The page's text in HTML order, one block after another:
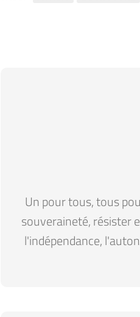
Un pour tous, tous
souveraineté, résister
l'indépendance,